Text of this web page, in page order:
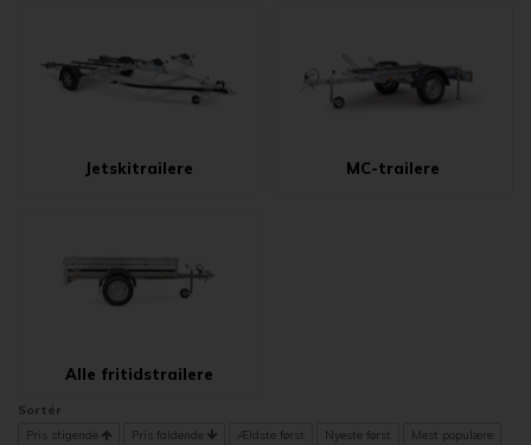
Jetskitrailere MC-trailere
Alle fritidstrailere
Sortér
Pris stigende
Pris faldende Ældste først Nyeste først Mest populære